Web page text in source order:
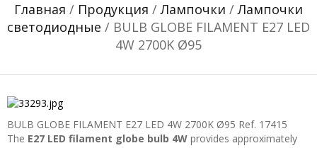
Главная / Продукция /Лампочки /Лампочки
светодиодные / BULB GLOBE FILAMENT E27 LED
4W 2700K Ø95
BULB GLOBE FILAMENT E27 LED 4W 2700K Ø95 Ref. 17415
The E27 LED filament globe bulb 4W provides approximately